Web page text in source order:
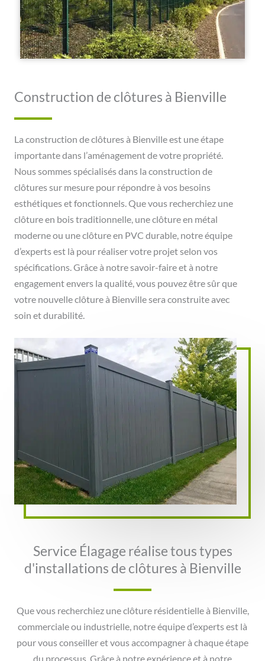
Construction de clôtures à Bienville
La construction de clôtures à Bienville est une étape
importante dans l’aménagement de votre propriété.
Nous sommes spécialisés dans la construction de
clôtures sur mesure pour répondre à vos besoins
esthétiques et fonctionnels. Que vous recherchiez une
clôture en bois traditionnelle, une clôture en métal
moderne ou une clôture en PVC durable, notre équipe
d’experts est là pour réaliser votre projet selon vos
spécifications. Grâce à notre savoir-faire et à notre
engagement envers la qualité, vous pouvez être sûr que
votre nouvelle clôture à Bienville sera construite avec
soin et durabilité.
Service Élagage réalise tous types
d'installations de clôtures à Bienville
Que vous recherchiez une clôture résidentielle à Bienville,
commerciale ou industrielle, notre équipe d’experts est là
pour vous conseiller et vous accompagner à chaque étape